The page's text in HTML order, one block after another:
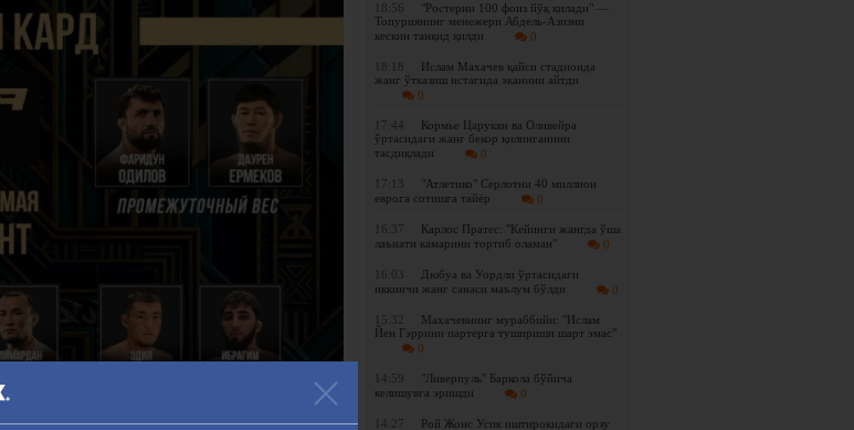
18:56
"Ростерни 100 фоиз йўқ қилади" —
Топуриянинг менежери Абдель-Азизни
кескин танқид қилди
0
18:18
Ислам Махачев қайси стадионда
жанг ўтказиш истагида эканини айтди
0
17:44
Кормье Царукян ва Оливейра
ўртасидаги жанг бекор қилинганини
тасдиқлади
0
17:13
"Атлетико" Серлотни 40 миллион
еврога сотишга тайёр
0
16:37
Карлос Пратес: "Кейинги жангда ўша
лаънати камарини тортиб оламан"
0
16:03
Дюбуа ва Уордли ўртасидаги
иккинчи жанг санаси маълум бўлди
0
15:32
Махачевнинг мураббийи: "Ислам
Йен Гэррини партерга тушириши шарт эмас"
0
14:59
"Ливерпуль" Баркола бўйича
келишувга эришди
0
14:27
Рой Жонс Усик иштирокидаги орзу